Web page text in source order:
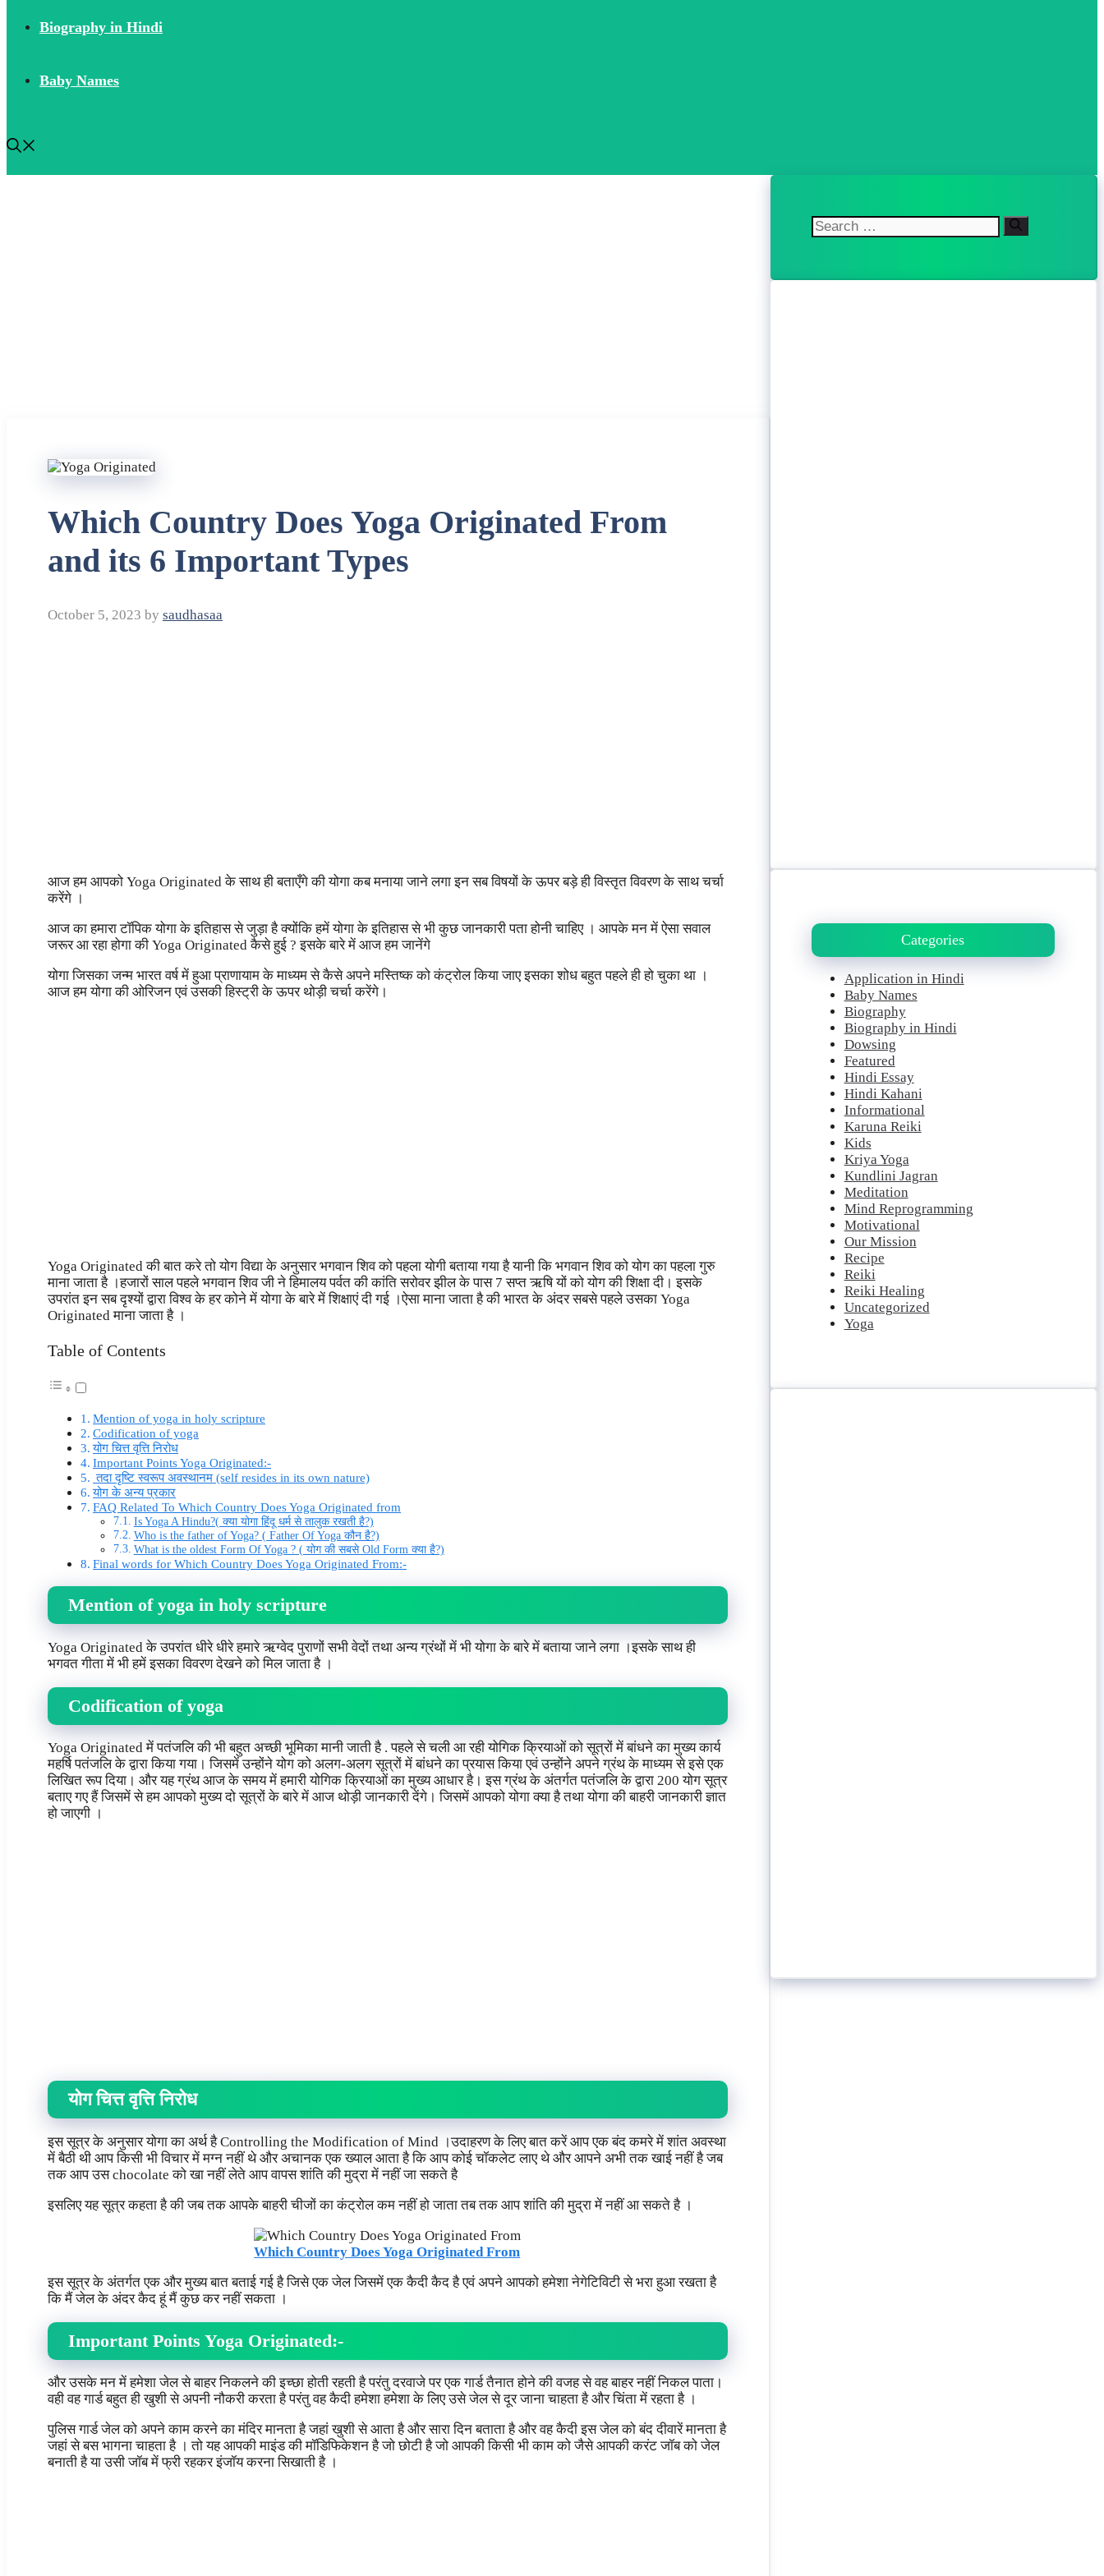
Biography in Hindi
Baby Names
Which Country Does Yoga Originated From
and its 6 Important Types
October 5, 2023 by saudhasaa
आज हम आपको Yoga Originated के साथ ही बताएँगे की योगा कब मनाया जाने लगा इन सब विषयों के ऊपर बड़े ही विस्तृत विवरण के साथ चर्चा
करेंगे ।
आज का हमारा टॉपिक योगा के इतिहास से जुड़ा है क्योंकि हमें योगा के इतिहास से भी कुछ जानकारी पता होनी चाहिए । आपके मन में ऐसा सवाल
जरूर आ रहा होगा की Yoga Originated कैसे हुई ? इसके बारे में आज हम जानेंगे
योगा जिसका जन्म भारत वर्ष में हुआ प्राणायाम के माध्यम से कैसे अपने मस्तिष्क को कंट्रोल किया जाए इसका शोध बहुत पहले ही हो चुका था ।
आज हम योगा की ओरिजन एवं उसकी हिस्ट्री के ऊपर थोड़ी चर्चा करेंगे।
Yoga Originated की बात करे तो योग विद्या के अनुसार भगवान शिव को पहला योगी बताया गया है यानी कि भगवान शिव को योग का पहला गुरु
माना जाता है ।हजारों साल पहले भगवान शिव जी ने हिमालय पर्वत की कांति सरोवर झील के पास 7 सप्त ऋषि यों को योग की शिक्षा दी। इसके
उपरांत इन सब दृश्यों द्वारा विश्व के हर कोने में योगा के बारे में शिक्षाएं दी गई ।ऐसा माना जाता है की भारत के अंदर सबसे पहले उसका Yoga
Originated माना जाता है ।
Table of Contents
Mention of yoga in holy scripture
Codification of yoga
योग चित्त वृत्ति निरोध
Important Points Yoga Originated:-
तदा दृष्टि स्वरूप अवस्थानम (self resides in its own nature)
योग के अन्य प्रकार
FAQ Related To Which Country Does Yoga Originated from
Is Yoga A Hindu?( क्या योगा हिंदू धर्म से तालुक रखती है?)
Who is the father of Yoga? ( Father Of Yoga कौन है?)
What is the oldest Form Of Yoga ? ( योग की सबसे Old Form क्या है?)
Final words for Which Country Does Yoga Originated From:-
Mention of yoga in holy scripture
Yoga Originated के उपरांत धीरे धीरे हमारे ऋग्वेद पुराणों सभी वेदों तथा अन्य ग्रंथों में भी योगा के बारे में बताया जाने लगा ।इसके साथ ही
भगवत गीता में भी हमें इसका विवरण देखने को मिल जाता है ।
Codification of yoga
Yoga Originated में पतंजलि की भी बहुत अच्छी भूमिका मानी जाती है . पहले से चली आ रही योगिक क्रियाओं को सूत्रों में बांधने का मुख्य कार्य
महर्षि पतंजलि के द्वारा किया गया। जिसमें उन्होंने योग को अलग-अलग सूत्रों में बांधने का प्रयास किया एवं उन्होंने अपने ग्रंथ के माध्यम से इसे एक
लिखित रूप दिया। और यह ग्रंथ आज के समय में हमारी योगिक क्रियाओं का मुख्य आधार है। इस ग्रंथ के अंतर्गत पतंजलि के द्वारा 200 योग सूत्र
बताए गए हैं जिसमें से हम आपको मुख्य दो सूत्रों के बारे में आज थोड़ी जानकारी देंगे। जिसमें आपको योगा क्या है तथा योगा की बाहरी जानकारी ज्ञात
हो जाएगी ।
योग चित्त वृत्ति निरोध
इस सूत्र के अनुसार योगा का अर्थ है Controlling the Modification of Mind ।उदाहरण के लिए बात करें आप एक बंद कमरे में शांत अवस्था
में बैठी थी आप किसी भी विचार में मग्न नहीं थे और अचानक एक ख्याल आता है कि आप कोई चॉकलेट लाए थे और आपने अभी तक खाई नहीं है जब
तक आप उस chocolate को खा नहीं लेते आप वापस शांति की मुद्रा में नहीं जा सकते है
इसलिए यह सूत्र कहता है की जब तक आपके बाहरी चीजों का कंट्रोल कम नहीं हो जाता तब तक आप शांति की मुद्रा में नहीं आ सकते है ।
Which Country Does Yoga Originated From
इस सूत्र के अंतर्गत एक और मुख्य बात बताई गई है जिसे एक जेल जिसमें एक कैदी कैद है एवं अपने आपको हमेशा नेगेटिविटी से भरा हुआ रखता है
कि मैं जेल के अंदर कैद हूं मैं कुछ कर नहीं सकता ।
Important Points Yoga Originated:-
और उसके मन में हमेशा जेल से बाहर निकलने की इच्छा होती रहती है परंतु दरवाजे पर एक गार्ड तैनात होने की वजह से वह बाहर नहीं निकल पाता।
वही वह गार्ड बहुत ही खुशी से अपनी नौकरी करता है परंतु वह कैदी हमेशा हमेशा के लिए उसे जेल से दूर जाना चाहता है और चिंता में रहता है ।
पुलिस गार्ड जेल को अपने काम करने का मंदिर मानता है जहां खुशी से आता है और सारा दिन बताता है और वह कैदी इस जेल को बंद दीवारें मानता है
जहां से बस भागना चाहता है । तो यह आपकी माइंड की मॉडिफिकेशन है जो छोटी है जो आपकी किसी भी काम को जैसे आपकी करंट जॉब को जेल
बनाती है या उसी जॉब में फ्री रहकर इंजॉय करना सिखाती है ।
Search
for:
Categories
Application in Hindi
Baby Names
Biography
Biography in Hindi
Dowsing
Featured
Hindi Essay
Hindi Kahani
Informational
Karuna Reiki
Kids
Kriya Yoga
Kundlini Jagran
Meditation
Mind Reprogramming
Motivational
Our Mission
Recipe
Reiki
Reiki Healing
Uncategorized
Yoga